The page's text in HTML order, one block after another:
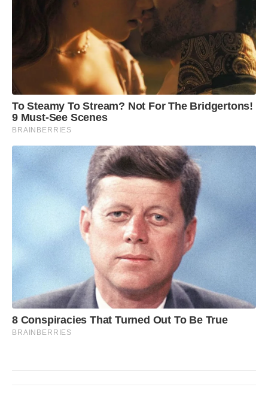
To Steamy To Stream? Not For The Bridgertons!
9 Must-See Scenes
BRAINBERRIES
8 Conspiracies That Turned Out To Be True
BRAINBERRIES